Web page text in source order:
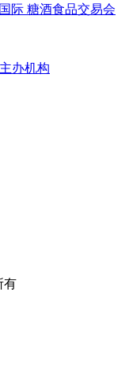
际 糖酒食品交易会
办机构
有